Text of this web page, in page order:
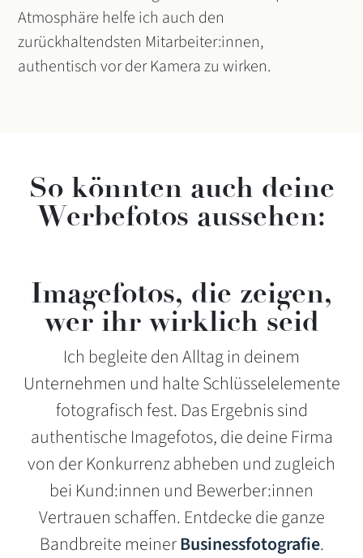
Atmosphäre helfe ich auch den
zurückhaltendsten Mitarbeiter:innen,
authentisch vor der Kamera zu wirken.
So könnten auch deine
Werbefotos aussehen:
Imagefotos, die zeigen,
wer ihr wirklich seid
Ich begleite den Alltag in deinem
Unternehmen und halte Schlüsselelemente
fotografisch fest. Das Ergebnis sind
authentische Imagefotos, die deine Firma
von der Konkurrenz abheben und zugleich
bei Kund:innen und Bewerber:innen
Vertrauen schaffen. Entdecke die ganze
Bandbreite meinerBusinessfotografie.